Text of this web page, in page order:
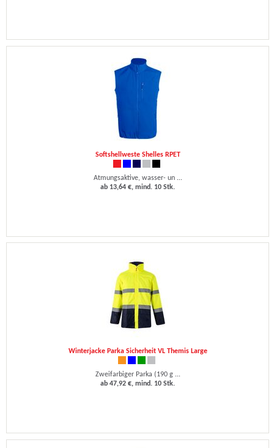
Softshellweste Shelles RPET
Atmungsaktive, wasser- un ...
ab 13,64 €, mind. 10 Stk.
Winterjacke Parka Sicherheit VL Themis Large
Zweifarbiger Parka (190 g ...
ab 47,92 €, mind. 10 Stk.